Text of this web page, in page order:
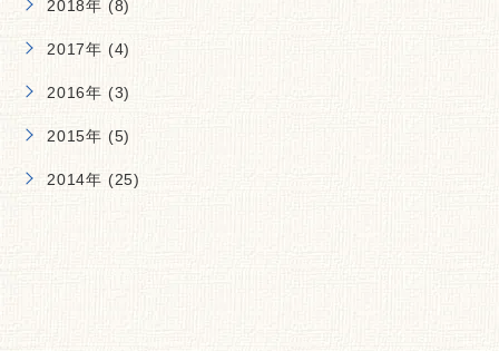
2018年 (8)
2017年 (4)
2016年 (3)
2015年 (5)
2014年 (25)